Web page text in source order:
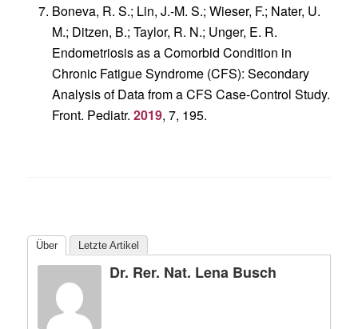
Boneva, R. S.; Lin, J.-M. S.; Wieser, F.; Nater, U.
M.; Ditzen, B.; Taylor, R. N.; Unger, E. R.
Endometriosis as a Comorbid Condition in
Chronic Fatigue Syndrome (CFS): Secondary
Analysis of Data from a CFS Case-Control Study.
Front. Pediatr. 2019, 7, 195.
Über Letzte Artikel
Dr. Rer. Nat. Lena Busch